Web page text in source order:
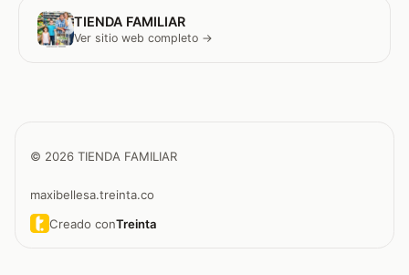
TIENDA FAMILIAR
Ver sitio web completo →
© 2026 TIENDA FAMILIAR
maxibellesa.treinta.co
Creado conTreinta